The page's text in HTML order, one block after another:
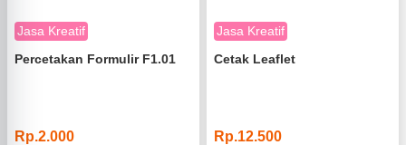
Jasa Kreatif
Percetakan Formulir F1.01
Rp.2.000
Jasa Kreatif
Cetak Leaflet
Rp.12.500